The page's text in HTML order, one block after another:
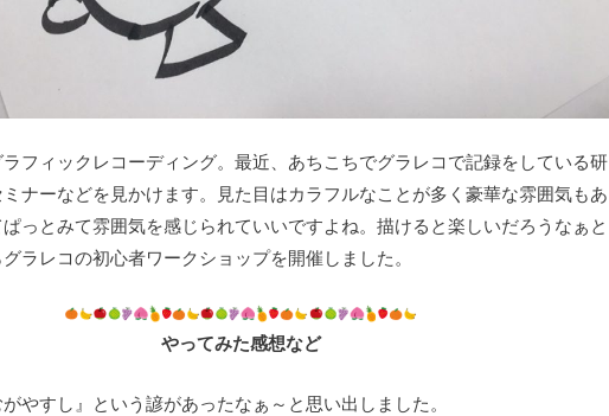
フィックレコーディング。最近、あちこちでグラレコで記録をしている研
ナーなどを見かけます。見た目はカラフルなことが多く豪華な雰囲気もあ
っとみて雰囲気を感じられていいですよね。描けると楽しいだろうなぁと
ラレコの初心者ワークショップを開催しました。
やってみた感想など
がやすし』という諺があったなぁ～と思い出しました。